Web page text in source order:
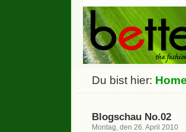
Du bist hier: Home
Blogschau No.02
Montag, den 26. April 2010